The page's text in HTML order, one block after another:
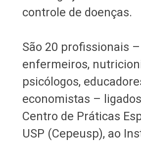
controle de doenças.
São 20 profissionais
enfermeiros,
psicólogos,
economistas –
Centro de Práticas
USP (Cepeusp), ao